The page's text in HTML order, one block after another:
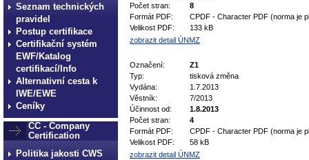
Seznam technických
pravidel
Postup certifikace
Certifikační systém
EWF/Katalog
certifikací/Info
Alternativní cesta k
IWE/EWE
Ceníky
CC - Company
Certification
Politika jakosti CWS
Počet stran:
8
Formát PDF:
CPDF - Character PDF (norma je
Velikost PDF:
133 kB
zobrazit detail ÚNMZ
Označení:
Z1
Typ:
tisková změna
Vydána:
1.7.2013
Věstník:
7/2013
Účinnost od:
1.8.2013
Počet stran:
4
Formát PDF:
CPDF - Character PDF (norma je
Velikost PDF:
58 kB
zobrazit detail ÚNMZ